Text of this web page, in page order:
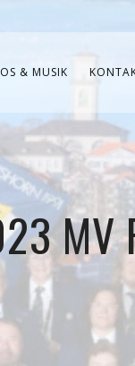
& MUSIK
MV